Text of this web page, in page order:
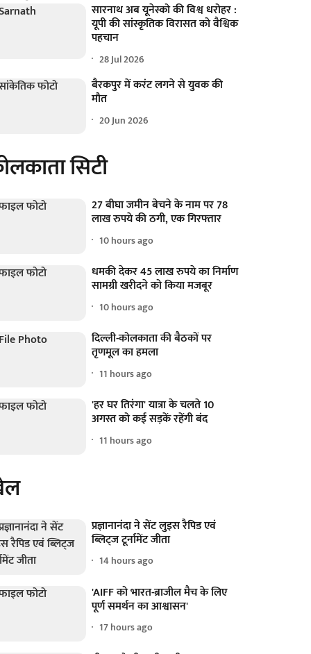
सारनाथ अब यूनेस्को की विश्व धरोहर :
यूपी की सांस्कृतिक विरासत को वैश्विक
पहचान
28 Jul 2026
बैरकपुर में करंट लगने से युवक की
मौत
20 Jun 2026
सिटी
27 बीघा जमीन बेचने के नाम पर 78
लाख रुपये की ठगी, एक गिरफ्तार
10 hours ago
धमकी देकर 45 लाख रुपये का निर्माण
सामग्री खरीदने को किया मजबूर
10 hours ago
दिल्ली-कोलकाता की बैठकों पर
तृणमूल का हमला
11 hours ago
'हर घर तिरंगा' यात्रा के चलते 10
अगस्त को कई सड़कें रहेंगी बंद
11 hours ago
प्रज्ञानानंदा ने सेंट लुइस रैपिड एवं
ब्लिट्ज टूर्नामेंट जीता
14 hours ago
'AIFF को भारत-ब्राजील मैच के लिए
पूर्ण समर्थन का आश्वासन'
17 hours ago